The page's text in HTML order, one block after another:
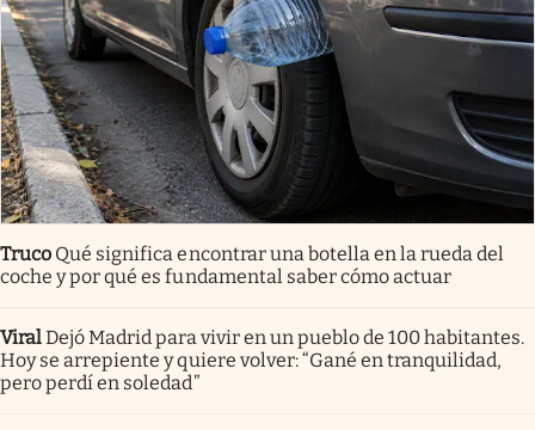
Truco Qué significa encontrar una botella en la rueda del
coche y por qué es fundamental saber cómo actuar
ViralDejó Madrid para vivir en un pueblo de 100 habitantes.
Hoy se arrepiente y quiere volver: “Gané en tranquilidad,
pero perdí en soledad”